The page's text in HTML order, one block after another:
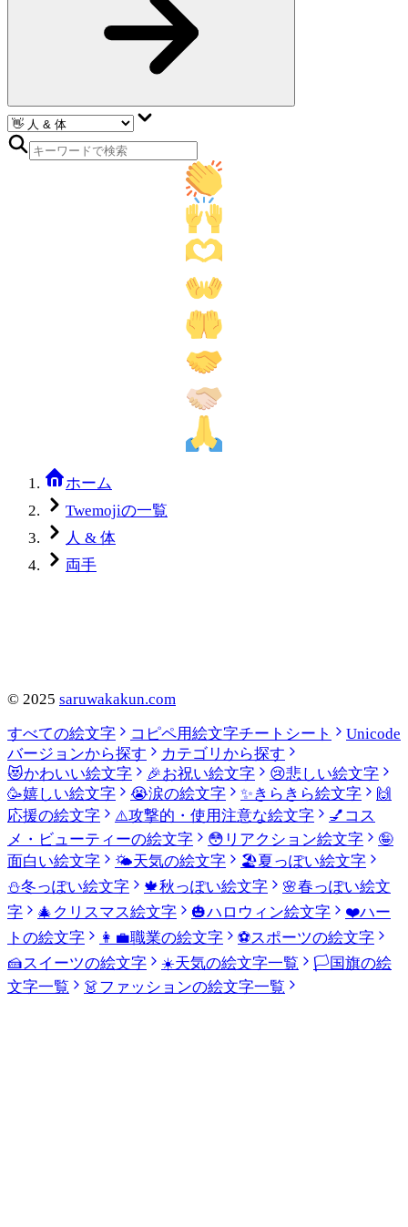
ホーム
Twemojiの一覧
人 & 体
両手
© 2025 saruwakakun.com
すべての絵文字
コピペ用絵文字チートシート
Unicode
バージョンから探す
カテゴリから探す
😻かわいい絵文字 🎉お祝い絵文字 😢悲しい絵文字
🥳嬉しい絵文字 😭涙の絵文字 ✨きらきら絵文字
🙌
応援の絵文字
⚠️攻撃的・使用注意な絵文字 💅 コス
メ・ビューティーの絵文字
😳 リアクション絵文字
🤪
面白い絵文字
🌤️天気の絵文字 🏖️夏っぽい絵文字
⛄冬っぽい絵文字 🍁秋っぽい絵文字 🌸春っぽい絵文
字
🎄 クリスマス絵文字 🎃ハロウィン絵文字 ❤️ハー
トの絵文字
👩‍💼職業の絵文字 ⚽スポーツの絵文字
🍰スイーツの絵文字 ☀️天気の絵文字一覧 🏳️国旗の絵
文字一覧
👗ファッションの絵文字一覧